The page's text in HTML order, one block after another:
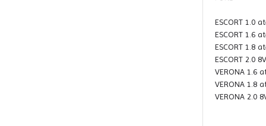
ESCORT 1.0
ESCORT 1.6
ESCORT 1.8
ESCORT 2.0
VERONA 1.6
VERONA 1.8
VERONA 2.0